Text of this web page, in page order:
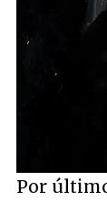
Por